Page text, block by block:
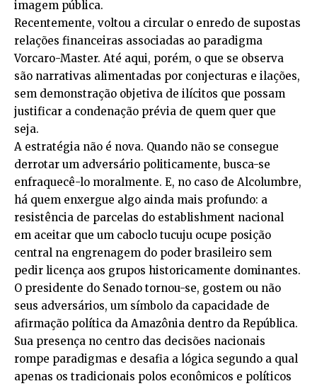
imagem pública.
Recentemente, voltou a circular o enredo de supostas
relações financeiras associadas ao paradigma
Vorcaro-Master. Até aqui, porém, o que se observa
são narrativas alimentadas por conjecturas e ilações,
sem demonstração objetiva de ilícitos que possam
justificar a condenação prévia de quem quer que
seja.
A estratégia não é nova. Quando não se consegue
derrotar um adversário politicamente, busca-se
enfraquecê-lo moralmente. E, no caso de Alcolumbre,
há quem enxergue algo ainda mais profundo: a
resistência de parcelas do establishment nacional
em aceitar que um caboclo tucuju ocupe posição
central na engrenagem do poder brasileiro sem
pedir licença aos grupos historicamente dominantes.
O presidente do Senado tornou-se, gostem ou não
seus adversários, um símbolo da capacidade de
afirmação política da Amazônia dentro da República.
Sua presença no centro das decisões nacionais
rompe paradigmas e desafia a lógica segundo a qual
apenas os tradicionais polos econômicos e políticos